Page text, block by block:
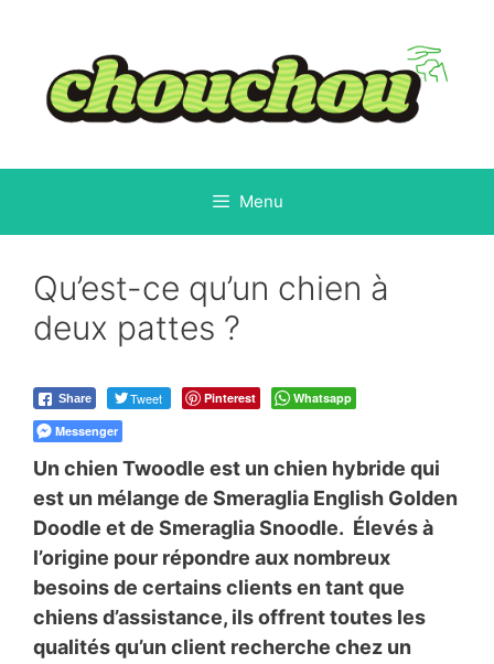
contenu
Menu
Qu’est-ce qu’un chien à
deux pattes ?
Share Tweet Pinterest
Whatsapp
Messenger
Un chien Twoodle est un chien hybride qui
est un mélange de Smeraglia English Golden
Doodle et de Smeraglia Snoodle. Élevés à
l’origine pour répondre aux nombreux
besoins de certains clients en tant que
chiens d’assistance, ils offrent toutes les
qualités qu’un client recherche chez un